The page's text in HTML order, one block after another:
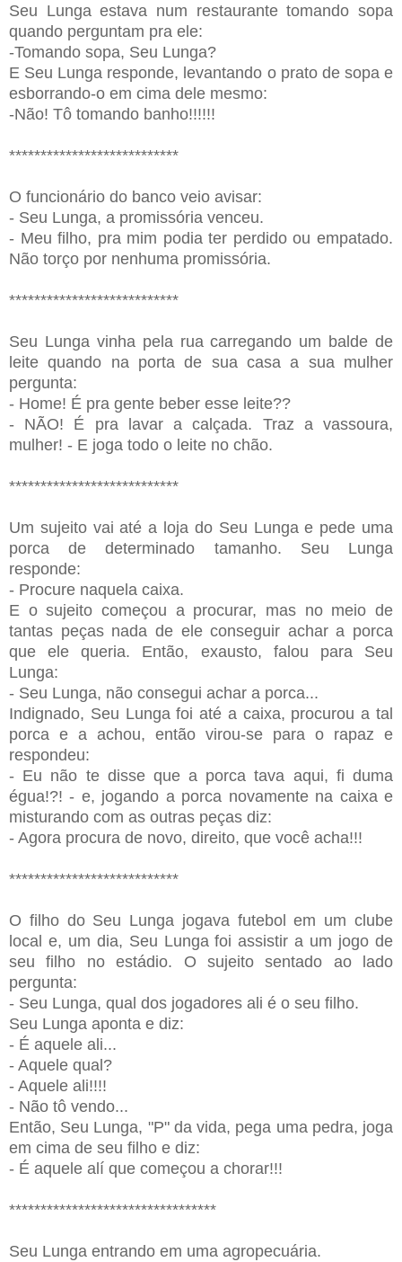
Seu Lunga estava num restaurante tomando sopa
quando perguntam pra ele:
-Tomando sopa, Seu Lunga?
E Seu Lunga responde, levantando o prato de sopa e
esborrando-o em cima dele mesmo:
-Não! Tô tomando banho!!!!!!
***************************
O funcionário do banco veio avisar:
- Seu Lunga, a promissória venceu.
- Meu filho, pra mim podia ter perdido ou empatado.
Não torço por nenhuma promissória.
***************************
Seu Lunga vinha pela rua carregando um balde de
leite quando na porta de sua casa a sua mulher
pergunta:
- Home! É pra gente beber esse leite??
- NÃO! É pra lavar a calçada. Traz a vassoura,
mulher! - E joga todo o leite no chão.
***************************
Um sujeito vai até a loja do Seu Lunga e pede uma
porca de determinado tamanho. Seu Lunga
responde:
- Procure naquela caixa.
E o sujeito começou a procurar, mas no meio de
tantas peças nada de ele conseguir achar a porca
que ele queria. Então, exausto, falou para Seu
Lunga:
- Seu Lunga, não consegui achar a porca...
Indignado, Seu Lunga foi até a caixa, procurou a tal
porca e a achou, então virou-se para o rapaz e
respondeu:
- Eu não te disse que a porca tava aqui, fi duma
égua!?! - e, jogando a porca novamente na caixa e
misturando com as outras peças diz:
- Agora procura de novo, direito, que você acha!!!
***************************
O filho do Seu Lunga jogava futebol em um clube
local e, um dia, Seu Lunga foi assistir a um jogo de
seu filho no estádio. O sujeito sentado ao lado
pergunta:
- Seu Lunga, qual dos jogadores ali é o seu filho.
Seu Lunga aponta e diz:
- É aquele ali...
- Aquele qual?
- Aquele ali!!!!
- Não tô vendo...
Então, Seu Lunga, "P" da vida, pega uma pedra, joga
em cima de seu filho e diz:
- É aquele alí que começou a chorar!!!
*********************************
Seu Lunga entrando em uma agropecuária.